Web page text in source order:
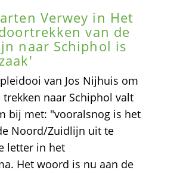
Verwey in Het
van de
naar Schiphol is
van Jos Nijhuis om
naar Schiphol valt
bij met: "vooralsnog is het
Noord/Zuidlijn uit te
letter in het
Het woord is nu aan de